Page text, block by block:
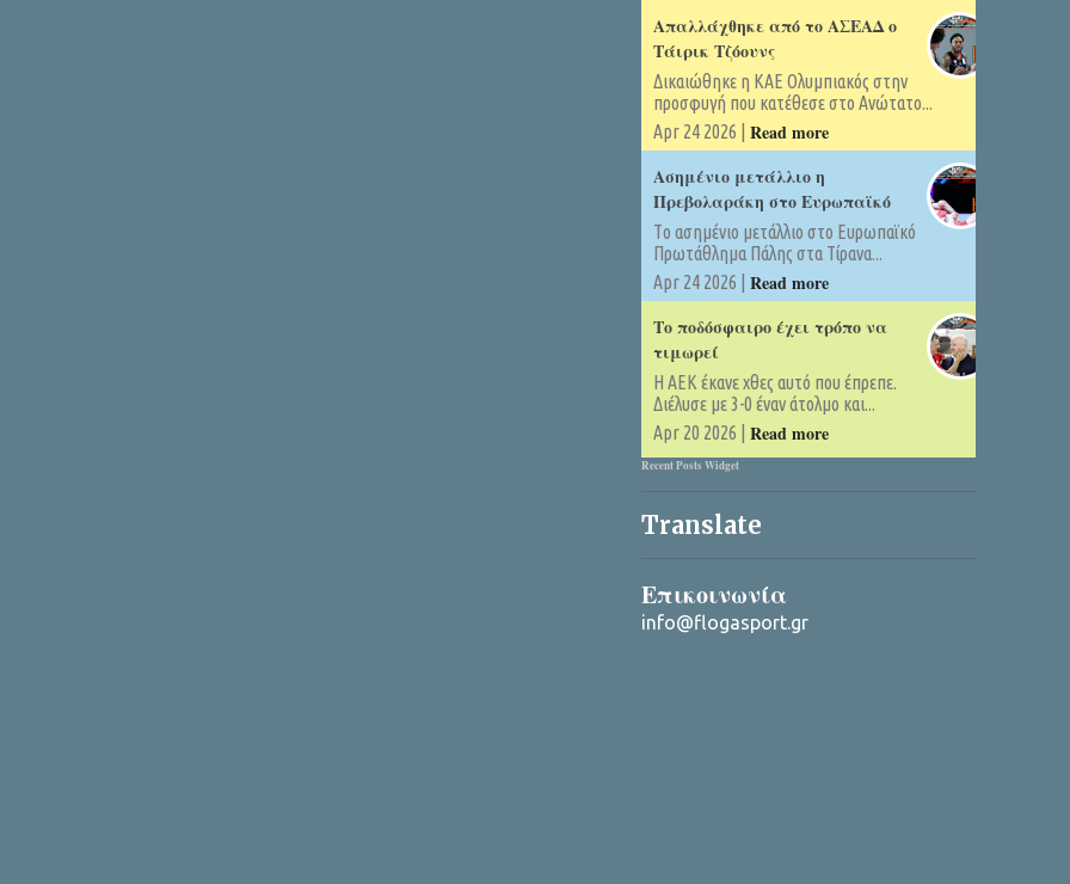
Απαλλάχθηκε από το ΑΣΕΑΔ ο
Τάιρικ Τζόουνς
Δικαιώθηκε η ΚΑΕ Ολυμπιακός στην
προσφυγή που κατέθεσε στο Ανώτατο...
Apr 24 2026 | Read more
Ασημένιο μετάλλιο η
Πρεβολαράκη στο Ευρωπαϊκό
Tο ασημένιο μετάλλιο στο Ευρωπαϊκό
Πρωτάθλημα Πάλης στα Τίρανα...
Apr 24 2026 | Read more
Το ποδόσφαιρο έχει τρόπο να
τιμωρεί
Η ΑΕΚ έκανε χθες αυτό που έπρεπε.
Διέλυσε με 3-0 έναν άτολμο και...
Apr 20 2026 | Read more
Recent Posts Widget
Translate
Επικοινωνία
info@flogasport.gr